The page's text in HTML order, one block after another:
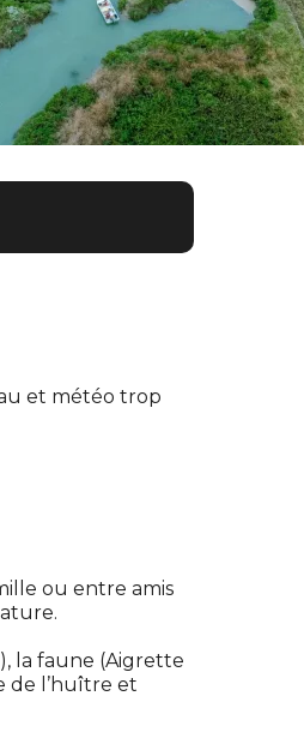
et météo trop
ou entre amis
la faune (Aigrette
de l’huître et